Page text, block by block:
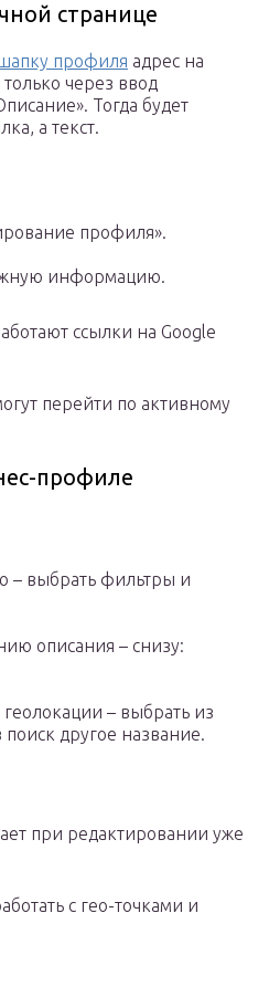
странице
профиля адрес на
через ввод
Тогда будет
а текст.
профиля».
информацию.
ссылки на Google
перейти по активному
профиле
– выбрать фильтры и
описания – снизу:
– выбрать из
поиск другое название.
при редактировании уже
с гео-точками и